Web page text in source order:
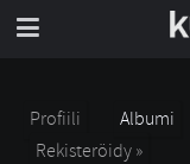
Profiili Albumi
Rekisteröidy »